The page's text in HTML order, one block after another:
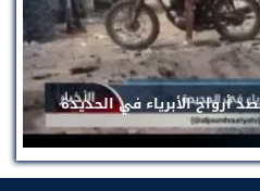
أرواح الأبرياء في الحديدة